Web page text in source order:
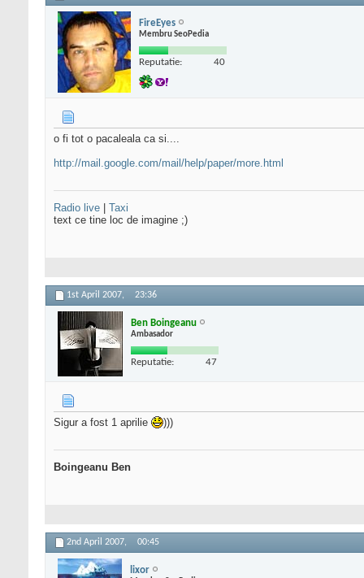
FireEyes
Membru SeoPedia
Reputatie: 40
o fi tot o pacaleala ca si....
http://mail.google.com/mail/help/paper/more.html
Radio live
Taxi
text ce tine loc de imagine ;)
1st April 2007, 23:36
Ben Boingeanu
Ambasador
Reputatie: 47
Sigur a fost 1 aprilie )))
Boingeanu Ben
2nd April 2007, 00:45
lixor